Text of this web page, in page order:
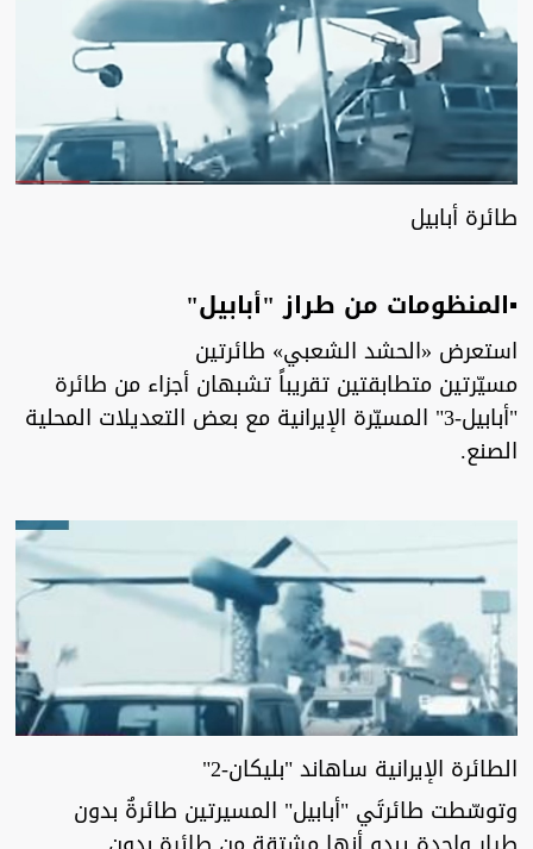
طائرة أبابيل
▪︎المنظومات من طراز "أبابيل"
استعرض «الحشد الشعبي» طائرتين
مسيّرتين متطابقتين تقريباً تشبهان أجزاء من طائرة
"أبابيل-3" المسيّرة الإيرانية مع بعض التعديلات المحلية
الصنع.
الطائرة الإيرانية ساهاند "بليكان-2"
وتوسّطت طائرتَي "أبابيل" المسيرتين طائرةٌ بدون